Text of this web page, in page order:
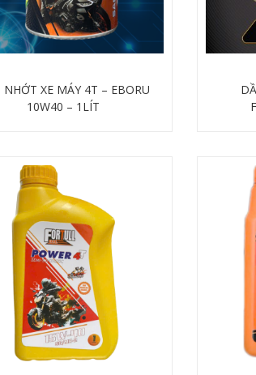
NHỚT XE MÁY 4T – EBORU
10W40 – 1LÍT